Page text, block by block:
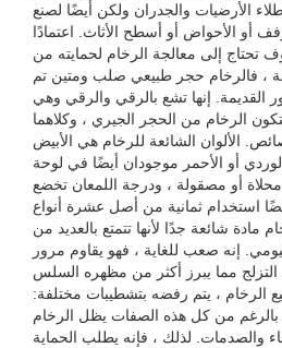
الأرضيات والجدران ولكن أيضًا لصنع
أو الأحواض أو أسطح الأثاث. اعتمادًا
تحتاج إلى معالجة الرخام لحمايته من
، فالرخام حجر طبيعي صلب ومتين تم
القديمة. إنها تشع بالرقي والرقي وهي
الرخام من الحجر الجيري ، وكلاهما
الألوان الشائعة للرخام هي الأبيض
أو الأحمر موجودان أيضًا في لوحة
أو مصقولة ، ودرجة اللمعان تخضع
استخدام ثمانية من أصل عشرة أنواع
مادة شائعة جدًا لأنها تتمتع بالعديد من
إنه صعب للغاية ، فهو يقاوم مرور
مما يبرز أكثر من مظهره السلس
الرخام ، يتم رفضه بتشطيبات مختلفة:
من كل هذه الصفات يظل الرخام
والصدمات. لذلك ، فإنه يطلب الحماية